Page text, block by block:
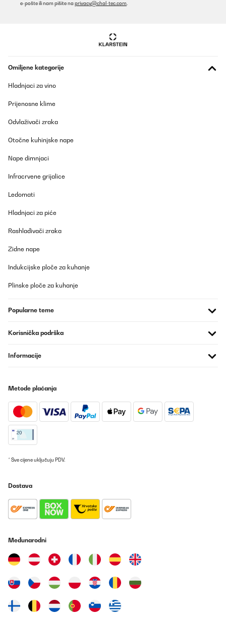
e-pošte ili nam pišite na privacy@chal-tec.com
Omiljene kategorije
Hladnjaci za vino
Prijenosne klime
Odvlaživači zraka
Otočne kuhinjske nape
Nape dimnjaci
Infracrvene grijalice
Ledomati
Hladnjaci za piće
Rashlađivači zraka
Zidne nape
Indukcijske ploče za kuhanje
Plinske ploče za kuhanje
Popularne teme
Korisnička podrška
Informacije
Metode plaćanja
* Sve cijene uključuju PDV.
Dostava
Međunarodni